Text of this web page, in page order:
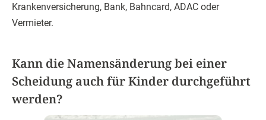
Krankenversicherung, Bank, Bahncard, ADAC oder
Vermieter.
Kann die Namensänderung bei einer
Scheidung auch für Kinder durchgeführt
werden?